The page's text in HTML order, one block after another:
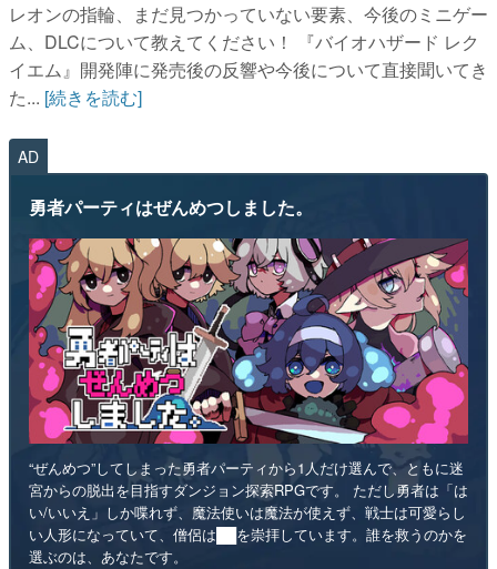
レオンの指輪、まだ見つかっていない要素、今後のミニゲー
ム、DLCについて教えてください！ 『バイオハザード レク
イエム』開発陣に発売後の反響や今後について直接聞いてき
た... [続きを読む]
AD
勇者パーティはぜんめつしました。
“ぜんめつ”してしまった勇者パーティから1人だけ選んで、ともに迷
宮からの脱出を目指すダンジョン探索RPGです。 ただし勇者は「は
い/いいえ」しか喋れず、魔法使いは魔法が使えず、戦士は可愛らし
い人形になっていて、僧侶は██を崇拝しています。誰を救うのかを
選ぶのは、あなたです。